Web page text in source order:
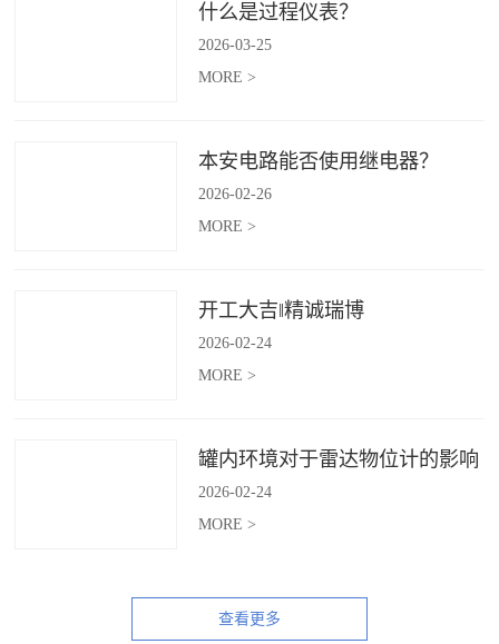
什么是过程仪表？
2026-03-25
MORE >
本安电路能否使用继电器？
2026-02-26
MORE >
开工大吉‖精诚瑞博
2026-02-24
MORE >
罐内环境对于雷达物位计的影响
2026-02-24
MORE >
查看更多